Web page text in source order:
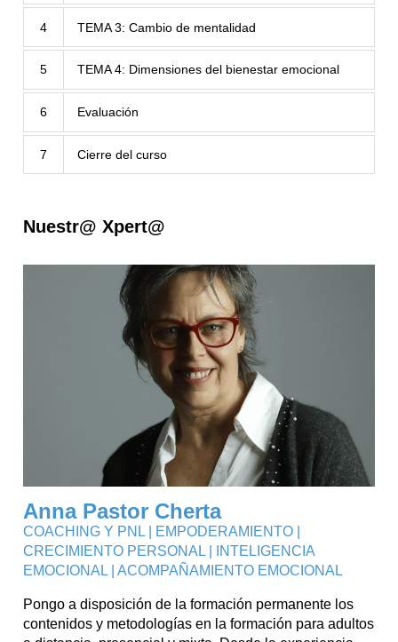
4 TEMA 3: Cambio de mentalidad
5 TEMA 4: Dimensiones del bienestar emocional
6 Evaluación
7 Cierre del curso
Nuestr@ Xpert@
Anna Pastor Cherta
COACHING Y PNL | EMPODERAMIENTO |
CRECIMIENTO PERSONAL | INTELIGENCIA
EMOCIONAL | ACOMPAÑAMIENTO EMOCIONAL
Pongo a disposición de la formación permanente los
contenidos y metodologías en la formación para adultos